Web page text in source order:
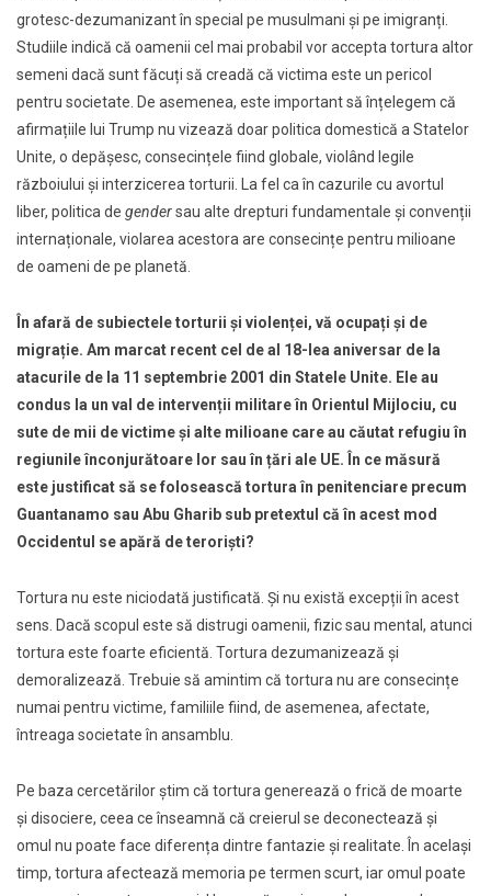
grotesc-dezumanizant în special pe musulmani şi pe imigranți.
Studiile indică că oamenii cel mai probabil vor accepta tortura altor
semeni dacă sunt făcuți să creadă că victima este un pericol
pentru societate. De asemenea, este important să înțelegem că
afirmațiile lui Trump nu vizează doar politica domestică a Statelor
Unite, o depășesc, consecințele fiind globale, violând legile
războiului şi interzicerea torturii. La fel ca în cazurile cu avortul
liber, politica de gendersau alte drepturi fundamentale şi convenții
internaționale, violarea acestora are consecințe pentru milioane
de oameni de pe planetă.
În afară de subiectele torturii şi violenței, vă ocupați și de
migrație. Am marcat recent cel de al 18-lea aniversar de la
atacurile de la 11 septembrie 2001 din Statele Unite. Ele au
condus la un val de intervenții militare în Orientul Mijlociu, cu
sute de mii de victime şi alte milioane care au căutat refugiu în
regiunile înconjurătoare lor sau în țări ale UE. În ce măsură
este justificat să se folosească tortura în penitenciare precum
Guantanamo sau Abu Gharib sub pretextul că în acest mod
Occidentul se apără de teroriști?
Tortura nu este niciodată justificată. Și nu există excepții în acest
sens. Dacă scopul este să distrugi oamenii, fizic sau mental, atunci
tortura este foarte eficientă. Tortura dezumanizează şi
demoralizează. Trebuie să amintim că tortura nu are consecințe
numai pentru victime, familiile fiind, de asemenea, afectate,
întreaga societate în ansamblu.
Pe baza cercetărilor știm că tortura generează o frică de moarte
și disociere, ceea ce înseamnă că creierul se deconectează şi
omul nu poate face diferența dintre fantazie şi realitate. În același
timp, tortura afectează memoria pe termen scurt, iar omul poate